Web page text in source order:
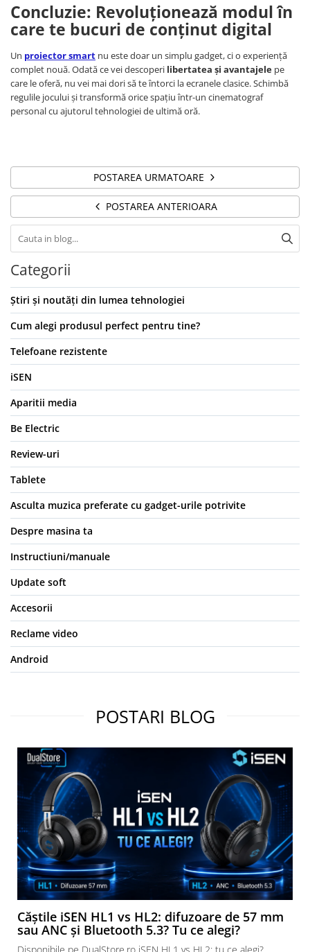
Concluzie: Revoluționează modul în
care te bucuri de conținut digital
Un proiector smart nu este doar un simplu gadget, ci o experiență
complet nouă. Odată ce vei descoperi libertatea și avantajele pe
care le oferă, nu vei mai dori să te întorci la ecranele clasice. Schimbă
regulile jocului și transformă orice spațiu într-un cinematograf
personal cu ajutorul tehnologiei de ultimă oră.
POSTAREA URMATOARE
POSTAREA ANTERIOARA
Categorii
Știri și noutăți din lumea tehnologiei
Cum alegi produsul perfect pentru tine?
Telefoane rezistente
iSEN
Aparitii media
Be Electric
Review-uri
Tablete
Asculta muzica preferate cu gadget-urile potrivite
Despre masina ta
Instructiuni/manuale
Update soft
Accesorii
Reclame video
Android
POSTARI BLOG
Căștile iSEN HL1 vs HL2: difuzoare de 57 mm
sau ANC și Bluetooth 5.3? Tu ce alegi?